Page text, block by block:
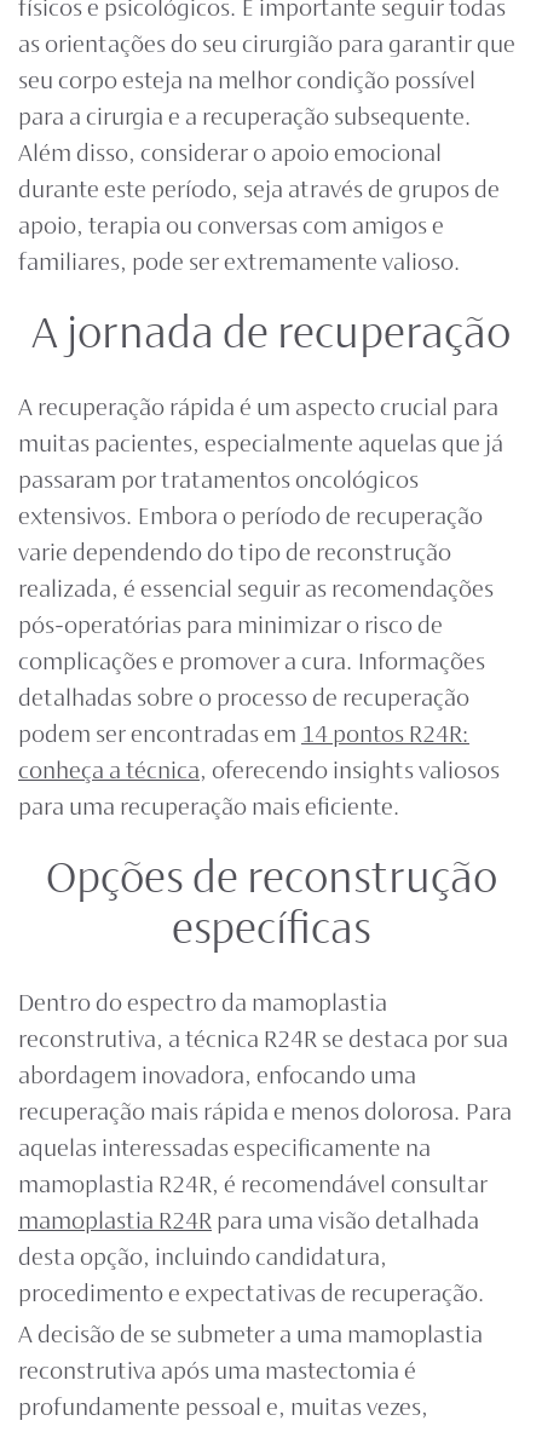
físicos e psicológicos. É importante seguir todas
as orientações do seu cirurgião para garantir que
seu corpo esteja na melhor condição possível
para a cirurgia e a recuperação subsequente.
Além disso, considerar o apoio emocional
durante este período, seja através de grupos de
apoio, terapia ou conversas com amigos e
familiares, pode ser extremamente valioso.
A jornada de recuperação
A recuperação rápida é um aspecto crucial para
muitas pacientes, especialmente aquelas que já
passaram por tratamentos oncológicos
extensivos. Embora o período de recuperação
varie dependendo do tipo de reconstrução
realizada, é essencial seguir as recomendações
pós-operatórias para minimizar o risco de
complicações e promover a cura. Informações
detalhadas sobre o processo de recuperação
podem ser encontradas em 14 pontos R24R:
conheça a técnica, oferecendo insights valiosos
para uma recuperação mais eficiente.
Opções de reconstrução
específicas
Dentro do espectro da mamoplastia
reconstrutiva, a técnica R24R se destaca por sua
abordagem inovadora, enfocando uma
recuperação mais rápida e menos dolorosa. Para
aquelas interessadas especificamente na
mamoplastia R24R, é recomendável consultar
mamoplastia R24R para uma visão detalhada
desta opção, incluindo candidatura,
procedimento e expectativas de recuperação.
A decisão de se submeter a uma mamoplastia
reconstrutiva após uma mastectomia é
profundamente pessoal e, muitas vezes,